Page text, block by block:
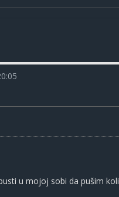
u mojoj sobi da pušim